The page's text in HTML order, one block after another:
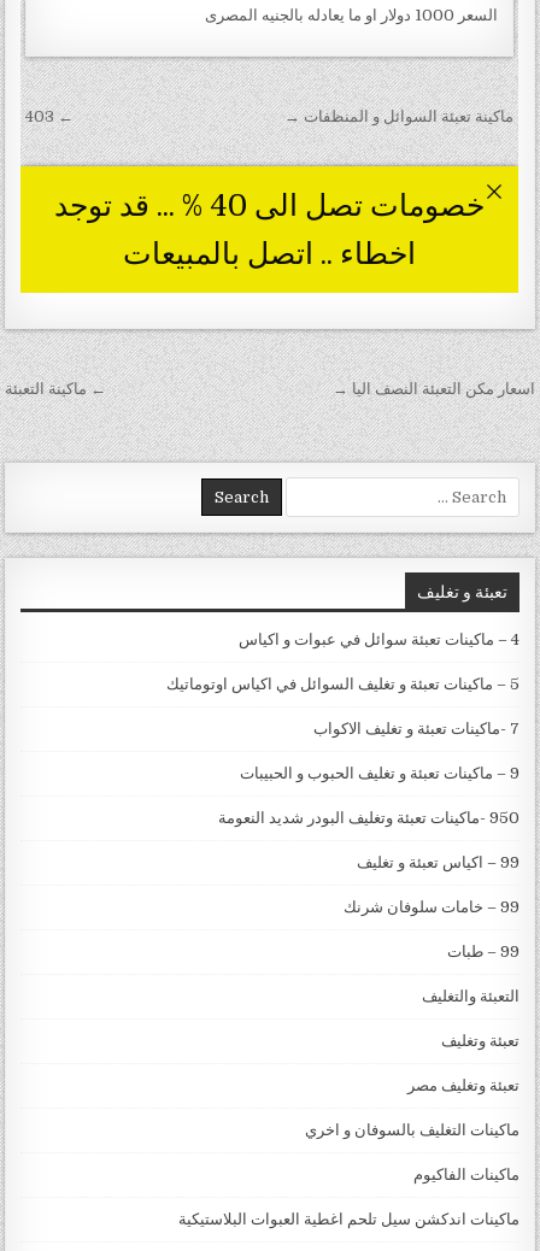
تصفّح المقالات ← ماكينة التعبئة اسعار مكن التعبئة النصف اليا →
Search for:
تعبئة و تغليف
4 – ماكينات تعبئة سوائل في عبوات و اكياس
5 – ماكينات تعبئة و تغليف السوائل في اكياس اوتوماتيك
7 -ماكينات تعبئة و تغليف الاكواب
9 – ماكينات تعبئة و تغليف الحبوب و الحبيبات
950 -ماكينات تعبئة وتغليف البودر شديد النعومة
99 – اكياس تعبئة و تغليف
99 – خامات سلوفان شرنك
99 – طبات
التعبئة والتغليف
تعبئة وتغليف
تعبئة وتغليف مصر
ماكينات التغليف بالسوفان و اخري
ماكينات الفاكيوم
ماكينات اندكشن سيل تلحم اغطية العبوات البلاستيكية